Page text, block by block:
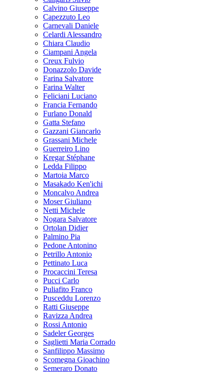
Calvino Giuseppe
Capezzuto Leo
Carnevali Daniele
Celardi Alessandro
Chiara Claudio
Ciampani Angela
Creux Fulvio
Donazzolo Davide
Farina Salvatore
Farina Walter
Feliciani Luciano
Francia Fernando
Furlano Donald
Gatta Stefano
Gazzani Giancarlo
Grassani Michele
Guerreiro Lino
Kregar Stéphane
Ledda Filippo
Martoia Marco
Masakado Ken'ichi
Moncalvo Andrea
Moser Giuliano
Netti Michele
Nogara Salvatore
Ortolan Didier
Palmino Pia
Pedone Antonino
Petrillo Antonio
Pettinato Luca
Procaccini Teresa
Pucci Carlo
Puliafito Franco
Pusceddu Lorenzo
Ratti Giuseppe
Ravizza Andrea
Rossi Antonio
Sadeler Georges
Saglietti Maria Corrado
Sanfilippo Massimo
Scomegna Gioachino
Semeraro Donato